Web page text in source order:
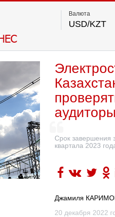
Валюта
USD/KZT
аудиторы
Срок завершения
квартала 2023
Джамиля
20 декабря 2022